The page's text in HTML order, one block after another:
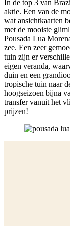
In de top 3 van
aktie. Een van de
wat ansichtkaarten
met de mooiste
Pousada Lua
zee. Een zeer
tuin zijn er
eigen veranda,
duin en een
tropische tuin naar
hoogseizoen bijna
transfer vanuit het
prijzen!